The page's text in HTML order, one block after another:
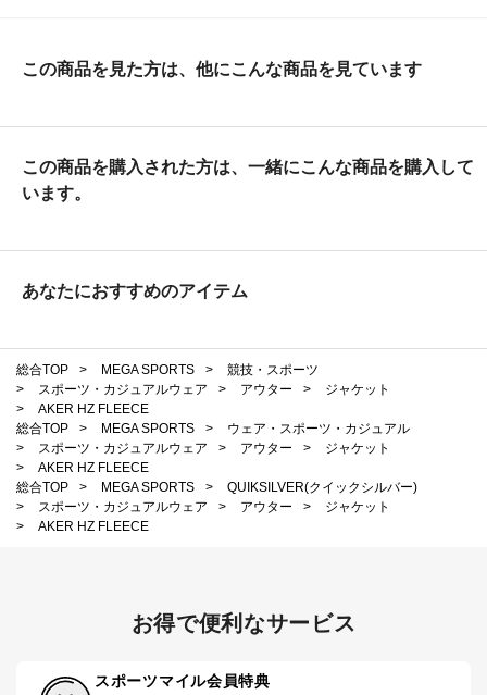
この商品を見た方は、他にこんな商品を見ています
この商品を購入された方は、一緒にこんな商品を購入して
います。
あなたにおすすめのアイテム
総合TOP > MEGA SPORTS >
競技・スポーツ
>
スポーツ・カジュアルウェア > アウター >
ジャケット
>
AKER HZ FLEECE
総合TOP
> MEGA SPORTS >
ウェア・スポーツ・カジュアル
>
スポーツ・カジュアルウェア > アウター >
ジャケット
>
AKER HZ FLEECE
総合TOP
> MEGA SPORTS >
QUIKSILVER(クイックシルバー)
>
スポーツ・カジュアルウェア > アウター >
ジャケット
>
AKER HZ FLEECE
お得で便利なサービス
スポーツマイル会員特典